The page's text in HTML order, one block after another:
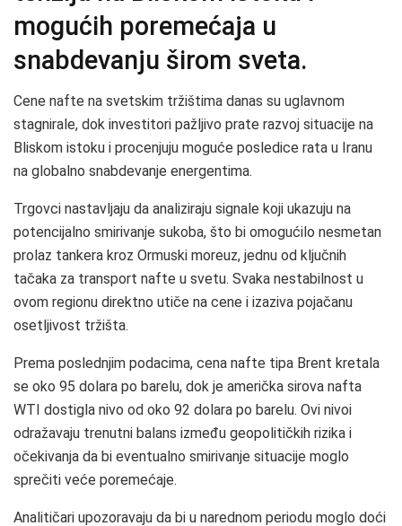
mogućih poremećaja u
snabdevanju širom sveta.
Cene nafte na svetskim tržištima danas su uglavnom
stagnirale, dok investitori pažljivo prate razvoj situacije na
Bliskom istoku i procenjuju moguće posledice rata u Iranu
na globalno snabdevanje energentima.
Trgovci nastavljaju da analiziraju signale koji ukazuju na
potencijalno smirivanje sukoba, što bi omogućilo nesmetan
prolaz tankera kroz Ormuski moreuz, jednu od ključnih
tačaka za transport nafte u svetu. Svaka nestabilnost u
ovom regionu direktno utiče na cene i izaziva pojačanu
osetljivost tržišta.
Prema poslednjim podacima, cena nafte tipa Brent kretala
se oko 95 dolara po barelu, dok je američka sirova nafta
WTI dostigla nivo od oko 92 dolara po barelu. Ovi nivoi
odražavaju trenutni balans između geopolitičkih rizika i
očekivanja da bi eventualno smirivanje situacije moglo
sprečiti veće poremećaje.
Analitičari upozoravaju da bi u narednom periodu moglo doći